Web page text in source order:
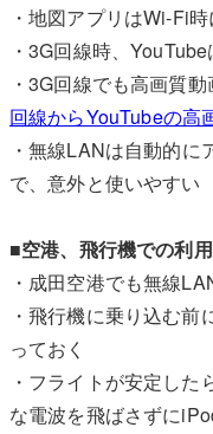
・地図アプリはWi-Fi
・3G回線時、
・3G回線でも高画質動
回線からYouTubeの高
・無線LANは自動的
で、意外と使いやすい
■空港、飛行機での利用
・成田空港でも無線
・飛行機に乗り込む
っておく
・フライトが安定し
な電波を飛ばさずに